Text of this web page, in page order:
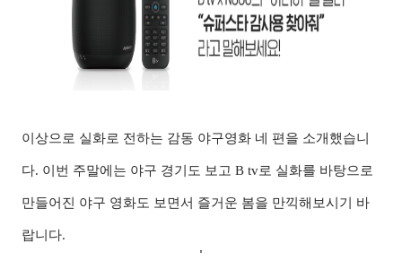
이상으로 실화로 전하는 감동 야구영화 네 편을 소개했습니
다. 이번 주말에는 야구 경기도 보고 B tv로 실화를 바탕으로
만들어진 야구 영화도 보면서 즐거운 봄을 만끽해보시기 바
랍니다.